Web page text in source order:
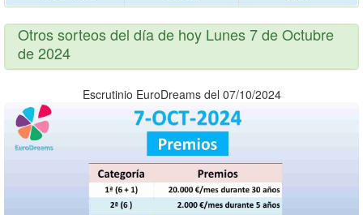
Otros sorteos del día de hoy Lunes 7 de Octubre
de 2024
Escrutinio EuroDreams del 07/10/2024